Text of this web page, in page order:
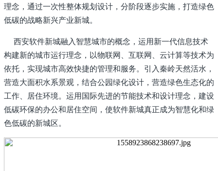
理念，通过一次性整体规划设计，分阶段逐步实施，打造绿色
低碳的战略新兴产业新城。
西安软件新城融入智慧城市的概念，运用新一代信息技术
构建新的城市运行理念，以物联网、互联网、云计算等技术为
依托，实现城市高效快捷的管理和服务。引入秦岭天然活水，
营造大面积水系景观，结合公园绿化设计，营造绿色生态化的
工作、居住环境。运用国际先进的节能技术和设计理念，建设
低碳环保的办公和居住空间，使软件新城真正成为智慧化和绿
色低碳的新城区。